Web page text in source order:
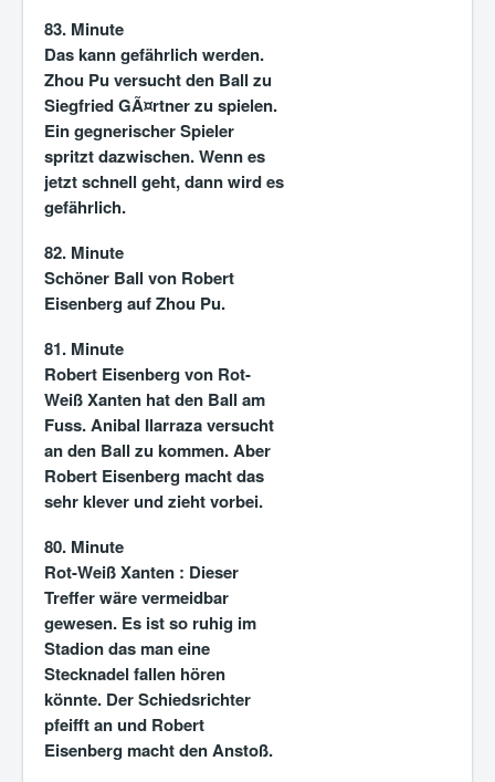
83. Minute
Das kann gefährlich werden.
Zhou Pu versucht den Ball zu
Siegfried GÃ¤rtner zu spielen.
Ein gegnerischer Spieler
spritzt dazwischen. Wenn es
jetzt schnell geht, dann wird es
gefährlich.
82. Minute
Schöner Ball von Robert
Eisenberg auf Zhou Pu.
81. Minute
Robert Eisenberg von Rot-
Weiß Xanten hat den Ball am
Fuss. Anibal Ilarraza versucht
an den Ball zu kommen. Aber
Robert Eisenberg macht das
sehr klever und zieht vorbei.
80. Minute
Rot-Weiß Xanten : Dieser
Treffer wäre vermeidbar
gewesen. Es ist so ruhig im
Stadion das man eine
Stecknadel fallen hören
könnte. Der Schiedsrichter
pfeifft an und Robert
Eisenberg macht den Anstoß.